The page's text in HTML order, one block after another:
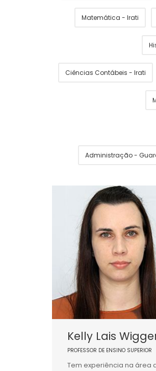
Matemática - Irati
Ciências Contábeis - Irati
Administração -
Kelly Lais
PROFESSOR DE ENSINO SUPERIOR
Tem experiência na área